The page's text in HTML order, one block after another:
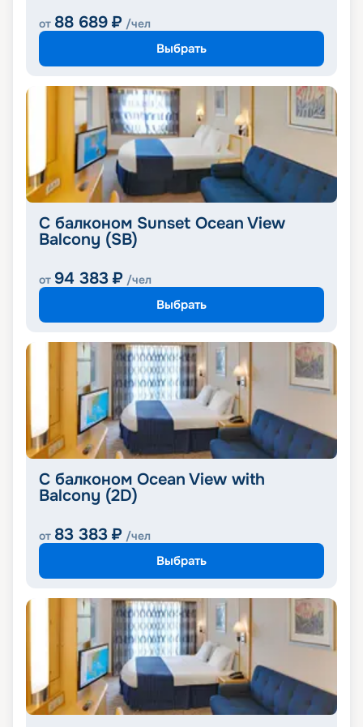
от 88 689 ₽ /чел
Выбрать
С балконом Sunset Ocean View
Balcony (SB)
от 94 383 ₽ /чел
Выбрать
С балконом Ocean View with
Balcony (2D)
от 83 383 ₽ /чел
Выбрать